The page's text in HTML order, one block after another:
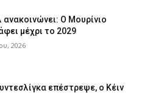
ανακοινώνει: Ο Μουρίνιο
μέχρι το 2029
2026
επέστρεψε, ο Κέιν